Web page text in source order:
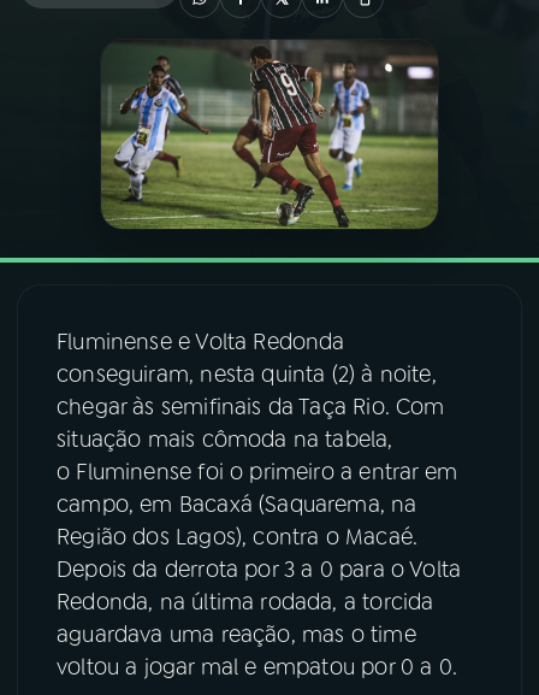
PROGRAMAÇÃO
PROGRAMAS
05PODCASTS
06VIDEOCASTS
07ÚLTIMAS
FESTIVAL DE MÚSICA
ACOMPANHE A RÁDIO NACIONAL
YouTube
Instagram X
Fluminense e Volta Redonda
conseguiram, nesta quinta (2) à noite,
chegar às semifinais da Taça Rio. Com
situação mais cômoda na tabela,
o Fluminense foi o primeiro a entrar em
campo, em Bacaxá (Saquarema, na
Região dos Lagos), contra o Macaé.
Depois da derrota por 3 a 0 para o Volta
Redonda, na última rodada, a torcida
aguardava uma reação, mas o time
voltou a jogar mal e empatou por 0 a 0.